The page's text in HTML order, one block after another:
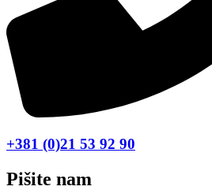
+381 (0)21 53 92 90
Pišite nam